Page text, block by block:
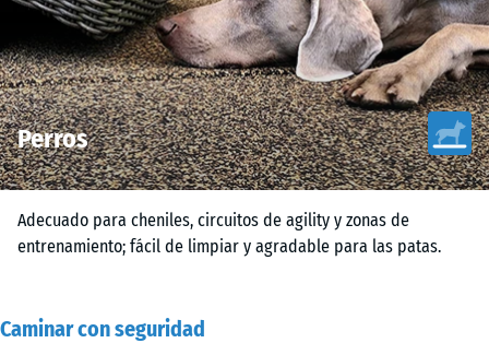
Perros
Adecuado para cheniles, circuitos de agility y zonas de
entrenamiento; fácil de limpiar y agradable para las patas.
Caminar con seguridad